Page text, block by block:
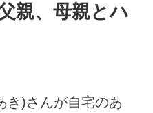
親、母親とハ
き)さんが自宅のあ